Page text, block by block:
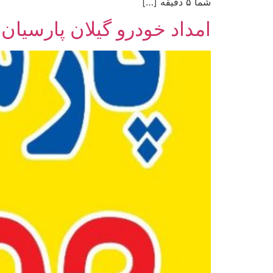
امداد خودرو گیلان پارسیان |۱۸۹۳ بدون کد تلفن